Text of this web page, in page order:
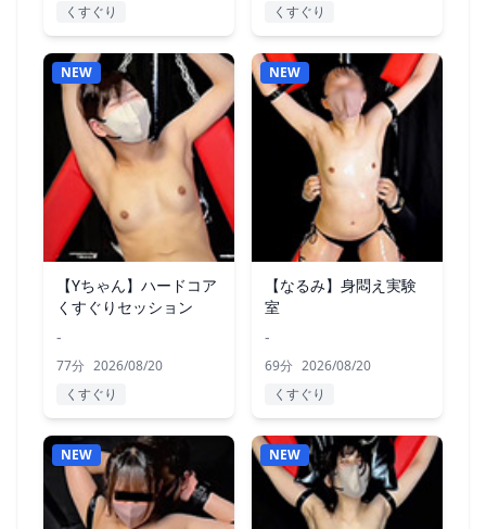
くすぐり
くすぐり
NEW
【Yちゃん】ハードコア
くすぐりセッション
-
77分 2026/08/20
くすぐり
NEW
【なるみ】身悶え実験
室
-
69分 2026/08/20
くすぐり
NEW NEW